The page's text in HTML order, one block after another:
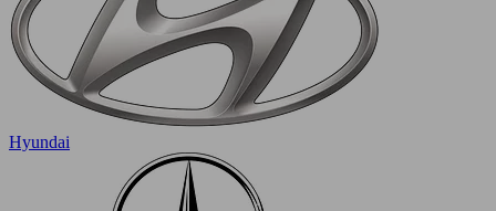
Hyundai